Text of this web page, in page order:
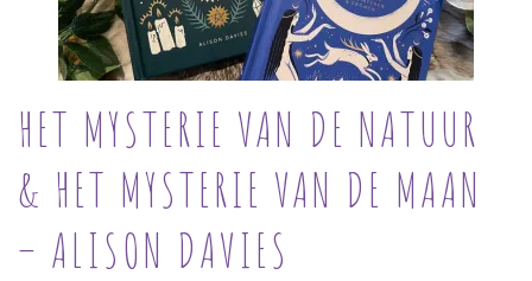
HET MYSTERIE VAN DE NATUUR
& HET MYSTERIE VAN DE MAAN
– ALISON DAVIES